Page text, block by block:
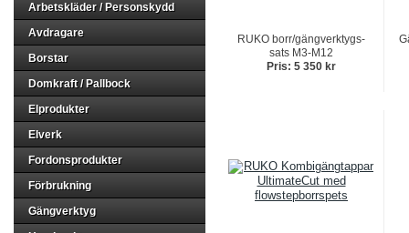
Arbetskläder / Personskydd
Avdragare
Borstar
Domkraft / Pallbock
Elprodukter
Elverk
Fordonsprodukter
Förbrukning
Gängverktyg
RUKO borr/gängverktygs-
sats M3-M12
Pris: 5 350 kr